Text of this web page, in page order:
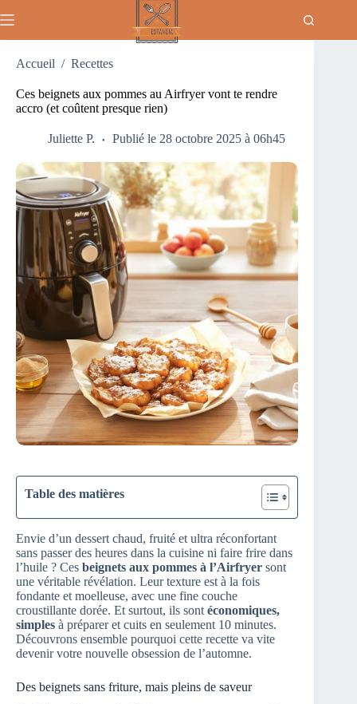
au
Accueil / Recettes
Ces beignets aux pommes au Airfryer vont te rendre
accro (et coûtent presque rien)
Juliette P. Publié le 28 octobre 2025 à 06h45
Table des matières
Envie d’un dessert chaud, fruité et ultra réconfortant
sans passer des heures dans la cuisine ni faire frire dans
l’huile ? Ces beignets aux pommes à l’Airfryer sont
une véritable révélation. Leur texture est à la fois
fondante et moelleuse, avec une fine couche
croustillante dorée. Et surtout, ils sont économiques,
simples à préparer et cuits en seulement 10 minutes.
Découvrons ensemble pourquoi cette recette va vite
devenir votre nouvelle obsession de l’automne.
Des beignets sans friture, mais pleins de saveur